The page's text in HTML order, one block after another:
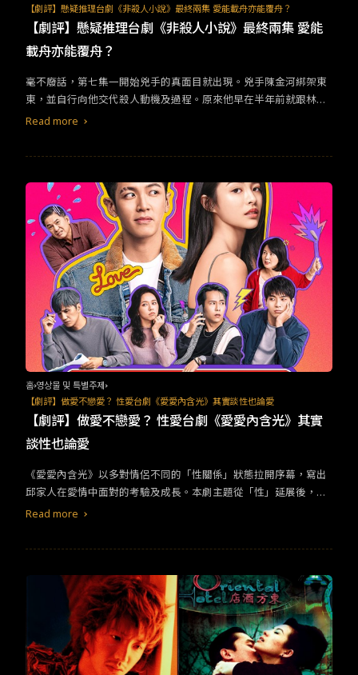
TW EN JP KR
【劇評】懸疑推理台劇《非殺人小說》最終兩集 愛能載舟亦能覆舟？
【劇評】懸疑推理台劇《非殺人小說》最終兩集 愛能
載舟亦能覆舟？
毫不廢話，第七集一開始兇手的真面目就出現。兇手陳金河綁架東
東，並自行向他交代殺人動機及過程。原來他早在半年前就跟林夢
偷情，深怕被妻子桂芳發現的他，決定甩掉她。誰知道，她竟然找
金河則因東東的證詞，而被以兇手逮捕，結果到了警局他卻又不認
罪。此外，現場也未找到關鍵證物鑰匙，而兇器毒針上的指紋甚至
不是陳家人的！正讓人摸不著頭緒時，東東突然向小路自白，其實
一切都是他所犯下的罪行！兇手真的是東東嗎？他所敘述的一切都
如此合情合理，但，如果這麼單純的話，這齣改編就淪為平庸的外
遇殺人案。這兩集的重點是要揪出兇手，但也不是。焦點更放在東
東與以路、金河與桂芳、桂芳與林夢的關係上。在陳金河的自白
中，他所說的幾乎都是正確的，唯一有誤差的就是主角不是他，而
是桂芳。桂芳才是外遇林夢的人。 與林夢久別重逢，桂芳的心起了
漣漪，甚至想要拋下家人。也正是因為這樣的念頭，才讓一切走向
悲劇。林夢是個慾望，演員夢也是個慾望。慾望光鮮亮麗，讓我們
不知不覺飛蛾撲火，想要丟棄平凡無奇的日常奔向它。也因此，劇
中人丟失了許多珍貴的事物。直到最後，我才領悟導演所說「一切
關乎於愛」是什麼意思，人為愛勢必得做出取捨；然而，取誰捨
恐嚇勒索、金河代人頂罪、桂芳意圖殺人、小潔設法挽救，而林夢
選擇死亡。到頭來，沒有人真的想置誰於死地，卻造成諸多人死
亡。「愛慾」與「死亡」或許本來就是難以拆分的雙生火焰。
Read more
홈 영상물 및 특별주제
【劇評】做愛不戀愛？ 性愛台劇《愛愛內含光》其實談性也論愛
【劇評】做愛不戀愛？ 性愛台劇《愛愛內含光》其實
談性也論愛
《愛愛內含光》以多對情侶不同的「性關係」狀態拉開序幕，寫出
邱家人在愛情中面對的考驗及成長。本劇主題從「性」延展後，深
入講述的議題包含「性愛分離」、「性冷感」、「無性生活」、
童年創傷。兒時，平克目睹母親與有婦之夫發生性行為，而邱曖則
親眼抓包父親上酒店。兩人因而不再對任何關係認真。不過，雖然
他們對待彼此的方式看似漫不經心，其實兩人卻最關心對方。或許
就是因為太過於相似，兩人經常因此刺傷對方。
Read more